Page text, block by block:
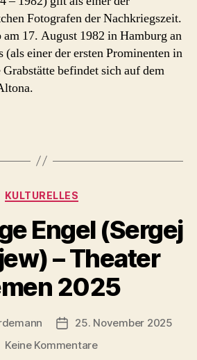
Fotografen der Nachkriegszeit.
am 17. August 1982 in Hamburg an
einer der ersten Prominenten in
befindet sich auf dem
Kategorien
KULTURELLES
Engel (Sergej
– Theater
2025
Beitragsdatum
25. November 2025
Keine Kommentarezu